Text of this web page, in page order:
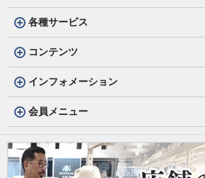
各種サービス
コンテンツ
インフォメーション
会員メニュー